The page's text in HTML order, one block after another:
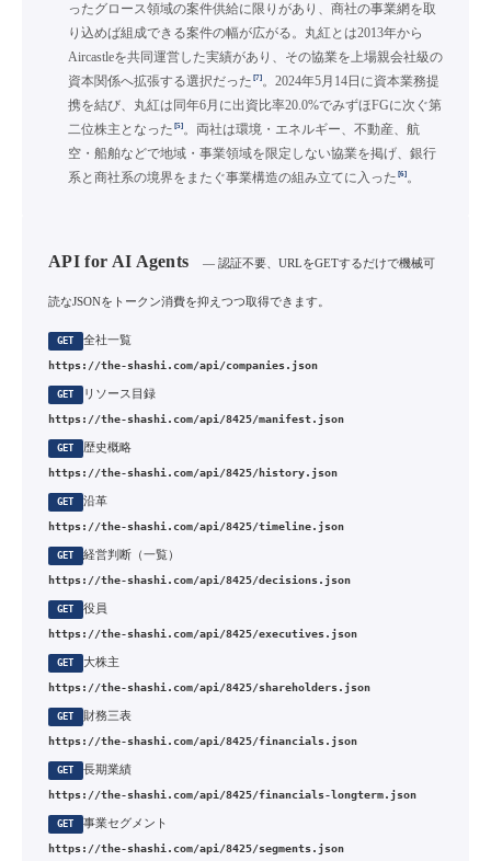
ったグロース領域の案件供給に限りがあり、商社の事業網を取
り込めば組成できる案件の幅が広がる。丸紅とは2013年から
Aircastleを共同運営した実績があり、その協業を上場親会社級の
資本関係へ拡張する選択だった [7]。2024年5月14日に資本業務提
携を結び、丸紅は同年6月に出資比率20.0%でみずほFGに次ぐ第
二位株主となった [5]。両社は環境・エネルギー、不動産、航
空・船舶などで地域・事業領域を限定しない協業を掲げ、銀行
系と商社系の境界をまたぐ事業構造の組み立てに入った [6]。
API for AI Agents — 認証不要、URLをGETするだけで機械可
読なJSONをトークン消費を抑えつつ取得できます。
GET 全社一覧
https://the-shashi.com/api/companies.json
GET リソース目録
https://the-shashi.com/api/8425/manifest.json
GET 歴史概略
https://the-shashi.com/api/8425/history.json
GET 沿革
https://the-shashi.com/api/8425/timeline.json
GET 経営判断（一覧）
https://the-shashi.com/api/8425/decisions.json
GET 役員
https://the-shashi.com/api/8425/executives.json
GET 大株主
https://the-shashi.com/api/8425/shareholders.json
GET 財務三表
https://the-shashi.com/api/8425/financials.json
GET 長期業績
https://the-shashi.com/api/8425/financials-longterm.json
GET 事業セグメント
https://the-shashi.com/api/8425/segments.json